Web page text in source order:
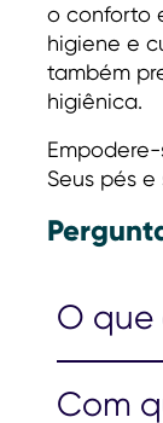
o conforto
higiene e
também
higiênica.
Seus pés
O que
Com